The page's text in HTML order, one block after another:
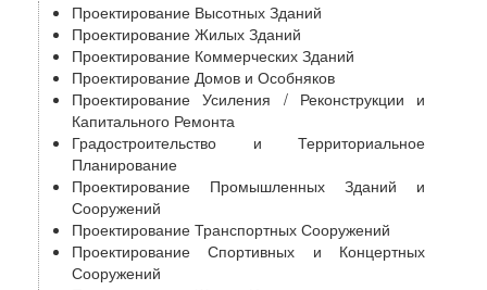
Проектирование Высотных Зданий
Проектирование Жилых Зданий
Проектирование Коммерческих Зданий
Проектирование Домов и Особняков
Проектирование Усиления / Реконструкции и
Капитального Ремонта
Градостроительство и Территориальное
Планирование
Проектирование Промышленных Зданий и
Сооружений
Проектирование Транспортных Сооружений
Проектирование Спортивных и Концертных
Сооружений